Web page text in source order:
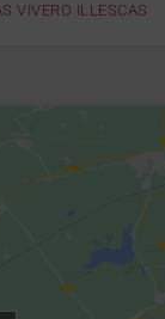
VIVERO ILLESCAS